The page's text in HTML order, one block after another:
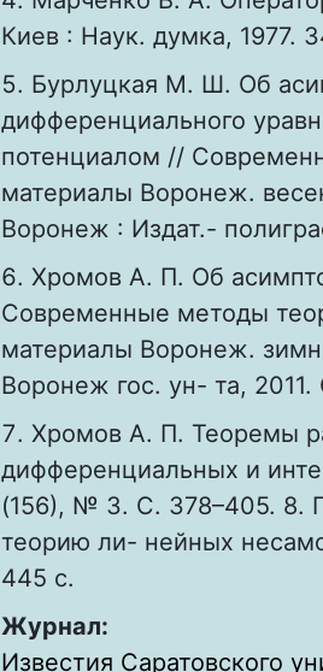
Киев : Наук. думка, 1977.
Бурлуцкая М. Ш. Об
дифференциального
потенциалом //
материалы Воронеж.
Воронеж : Издат.-
Хромов А. П. Об
Современные методы
материалы Воронеж.
Воронеж гос. ун- та,
Хромов А. П. Теоремы
дифференциальных и
(156), № 3. С. 378–405. 8.
теорию ли- нейных
445 с.
Журнал:
Известия Саратовского